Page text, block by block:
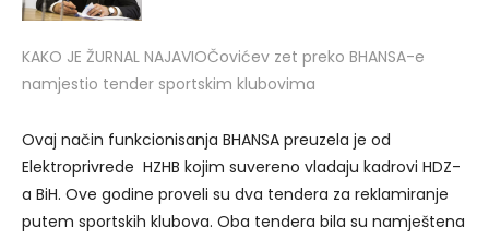
KAKO JE ŽURNAL NAJAVIOČovićev zet preko BHANSA-e
namjestio tender sportskim klubovima
Ovaj način funkcionisanja BHANSA preuzela je od
Elektroprivrede HZHB kojim suvereno vladaju kadrovi HDZ-
a BiH. Ove godine proveli su dva tendera za reklamiranje
putem sportskih klubova. Oba tendera bila su namještena